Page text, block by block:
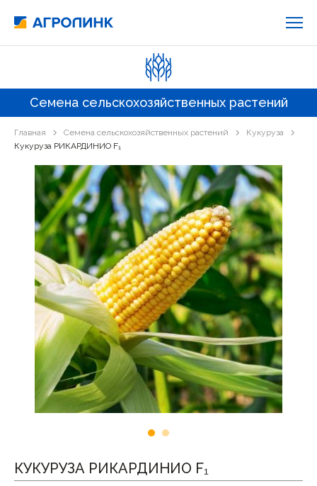
Семена сельскохозяйственных растений
Главная Семена сельскохозяйственных растений
Кукуруза
Кукуруза РИКАРДИНИО F₁
КУКУРУЗА РИКАРДИНИО F₁